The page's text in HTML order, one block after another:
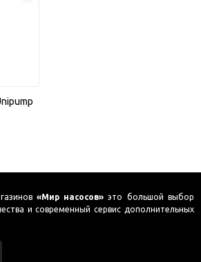
«Мир насосов» это большой выбор
и современный сервис дополнительных